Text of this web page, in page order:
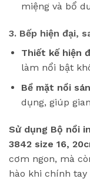
miệng và bổ
3. Bếp hiện đại,
Thiết kế hiện
làm nổi bật
Bề mặt nồi
dụng, giúp
Sử dụng Bộ nồi
3842 size 16,
cơm ngon, mà
hào khi chính